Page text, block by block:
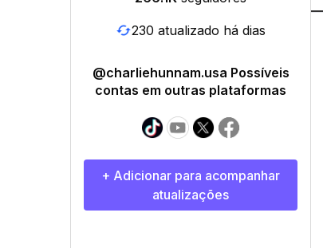
230 atualizado há dias
@charliehunnam.usa Possíveis
contas em outras plataformas
+ Adicionar para acompanhar
atualizações